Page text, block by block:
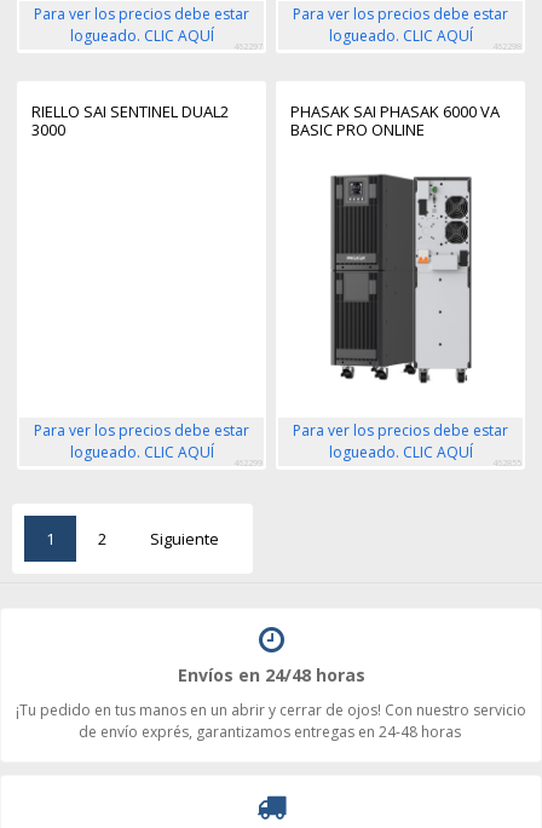
Para ver los precios debe estar
logueado. CLIC AQUÍ
462297
Para ver los precios debe estar
logueado. CLIC AQUÍ
462298
RIELLO SAI SENTINEL DUAL2
3000
Para ver los precios debe estar
logueado. CLIC AQUÍ
462299
PHASAK SAI PHASAK 6000 VA
BASIC PRO ONLINE
Para ver los precios debe estar
logueado. CLIC AQUÍ
462855
1 2 Siguiente
Envíos en 24/48 horas
¡Tu pedido en tus manos en un abrir y cerrar de ojos! Con nuestro servicio
de envío exprés, garantizamos entregas en 24-48 horas